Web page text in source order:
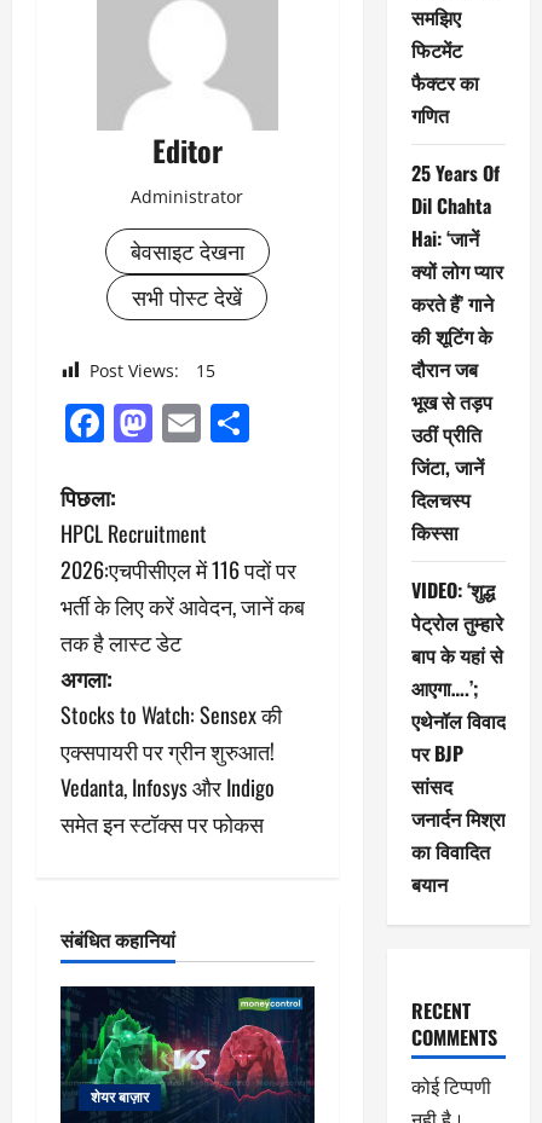
Editor
Administrator
बेवसाइट देखना
सभी पोस्ट देखें
Post Views: 15
Facebook
Mastodon
Email
पो
स्ट
ने
वि
गे
श
न
पिछला:
HPCL Recruitment
2026:एचपीसीएल में 116 पदों पर
भर्ती के लिए करें आवेदन, जानें कब
तक है लास्ट डेट
अगला:
Stocks to Watch: Sensex की
एक्सपायरी पर ग्रीन शुरुआत!
Vedanta, Infosys और Indigo
समेत इन स्टॉक्स पर फोकस
संबंधित कहानियां
शेयर बाज़ार
समझिए
फिटमेंट
फैक्टर का
गणित
25 Years Of
Dil Chahta
Hai: ‘जानें
क्यों लोग प्यार
करते हैं’ गाने
की शूटिंग के
दौरान जब
भूख से तड़प
उठीं प्रीति
जिंटा, जानें
दिलचस्प
किस्सा
VIDEO: ‘शुद्ध
पेट्रोल तुम्हारे
बाप के यहां से
आएगा….’;
एथेनॉल विवाद
पर BJP
सांसद
जनार्दन मिश्रा
का विवादित
बयान
RECENT
COMMENTS
कोई टिप्पणी